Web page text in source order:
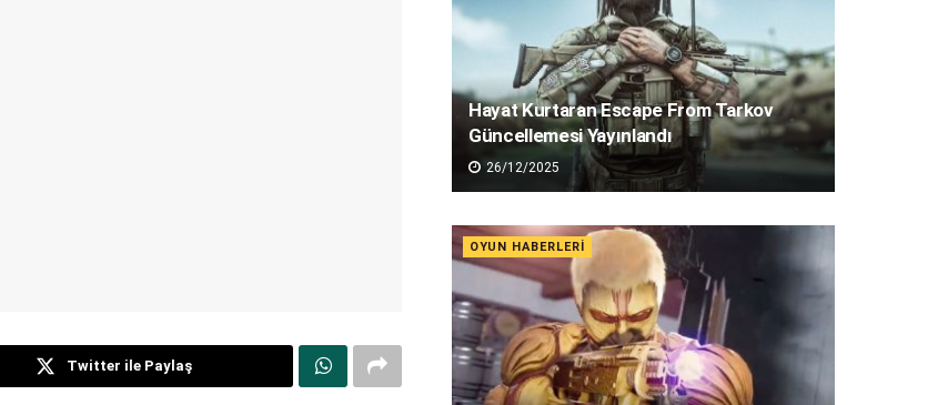
Twitter ile Paylaş
Hayat Kurtaran Escape From Tarkov
Güncellemesi Yayınlandı
26/12/2025
OYUN HABERLERI